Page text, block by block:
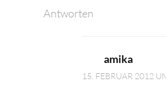
Antworten
amika
15. FEBRUAR 2012